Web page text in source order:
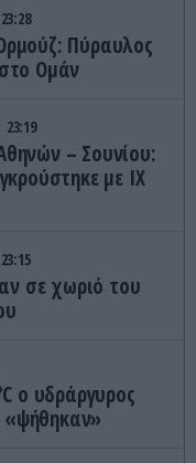
23:28
Πύραυλος
Ομάν
23:19
– Σουνίου:
με ΙΧ
23:15
σε χωριό του
ο υδράργυρος
«ψήθηκαν»